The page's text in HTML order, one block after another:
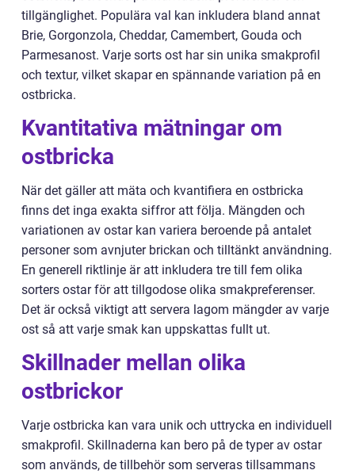
tillgänglighet. Populära val kan inkludera bland annat
Brie, Gorgonzola, Cheddar, Camembert, Gouda och
Parmesanost. Varje sorts ost har sin unika smakprofil
och textur, vilket skapar en spännande variation på en
ostbricka.
Kvantitativa mätningar om
ostbricka
När det gäller att mäta och kvantifiera en ostbricka
finns det inga exakta siffror att följa. Mängden och
variationen av ostar kan variera beroende på antalet
personer som avnjuter brickan och tilltänkt användning.
En generell riktlinje är att inkludera tre till fem olika
sorters ostar för att tillgodose olika smakpreferenser.
Det är också viktigt att servera lagom mängder av varje
ost så att varje smak kan uppskattas fullt ut.
Skillnader mellan olika
ostbrickor
Varje ostbricka kan vara unik och uttrycka en individuell
smakprofil. Skillnaderna kan bero på de typer av ostar
som används, de tillbehör som serveras tillsammans